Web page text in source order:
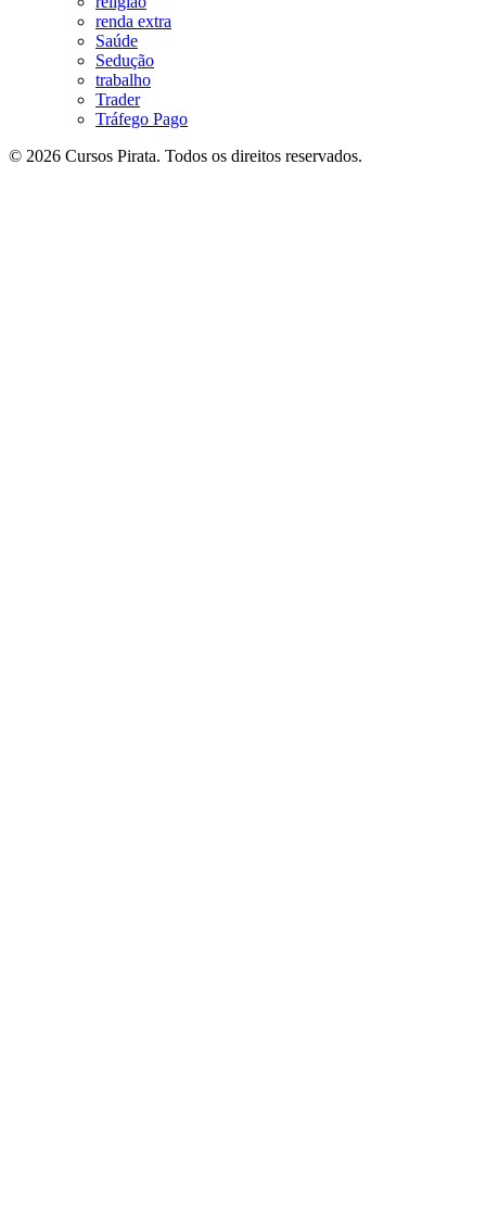
renda extra
Saúde
Sedução
trabalho
Trader
Tráfego Pago
© 2026 Cursos Pirata. Todos os direitos reservados.